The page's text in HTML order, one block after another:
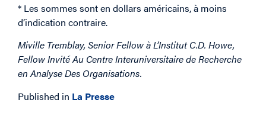
* Les sommes sont en dollars américains, à moins
d’indication contraire.
Miville Tremblay, Senior Fellow à L’Institut C.D. Howe,
Fellow Invité Au Centre Interuniversitaire de Recherche
en Analyse Des Organisations.
Published in La Presse